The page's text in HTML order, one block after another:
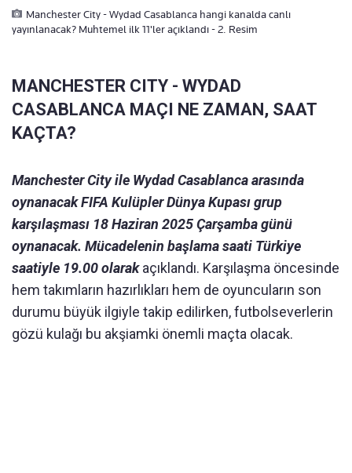
Manchester City - Wydad Casablanca hangi kanalda canlı
yayınlanacak? Muhtemel ilk 11'ler açıklandı - 2. Resim
MANCHESTER CITY - WYDAD
CASABLANCA MAÇI NE ZAMAN, SAAT
KAÇTA?
Manchester City ile Wydad Casablanca arasında
oynanacak FIFA Kulüpler Dünya Kupası grup
karşılaşması 18 Haziran 2025 Çarşamba günü
oynanacak. Mücadelenin başlama saati Türkiye
saatiyle 19.00 olarakaçıklandı. Karşılaşma öncesinde
hem takımların hazırlıkları hem de oyuncuların son
durumu büyük ilgiyle takip edilirken, futbolseverlerin
gözü kulağı bu akşiamki önemli maçta olacak.